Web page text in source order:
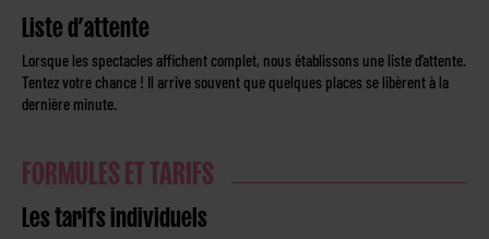
Liste d’attente
Lorsque les spectacles affichent complet, nous établissons une liste d’attente.
Tentez votre chance ! Il arrive souvent que quelques places se libèrent à la
dernière minute.
FORMULES ET TARIFS
​​Les tarifs individuels